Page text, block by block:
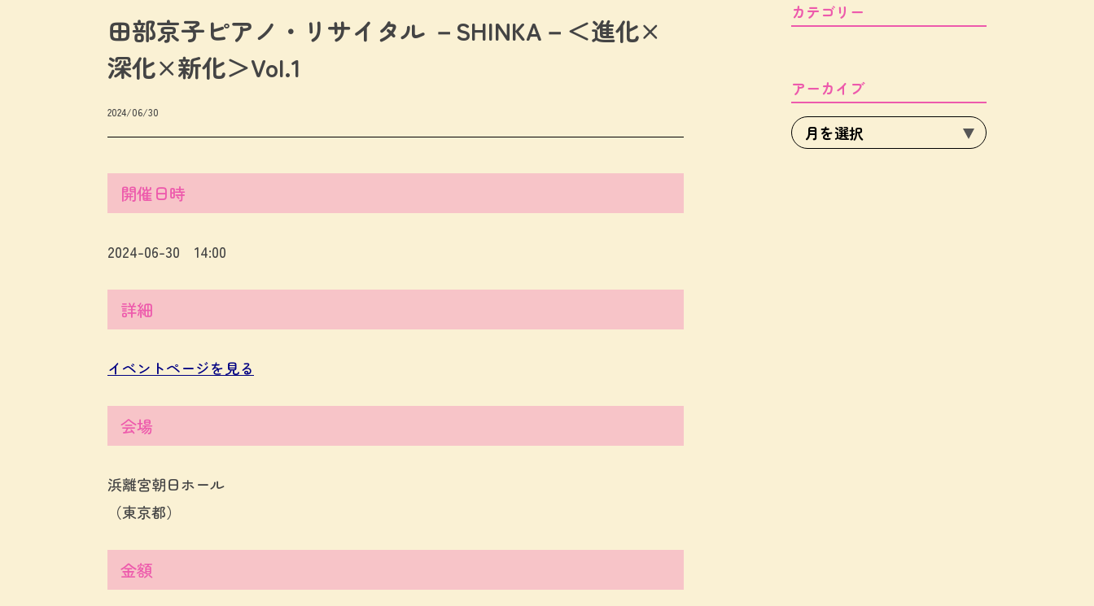
田部京子ピアノ・リサイタル －SHINKA－＜進化×
深化×新化＞Vol.1
2024/06/30
開催日時
2024-06-30 14:00
詳細
イベントページを見る
会場
浜離宮朝日ホール
（東京都）
金額
カテゴリー
アーカイブ